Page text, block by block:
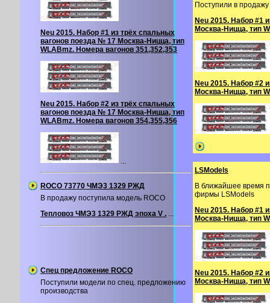
Neu 2015. Набор #1 из трёх спальных
вагонов поезда № 17 Москва-Ницца, тип
WLABmz. Номера вагонов 351,352,353
Neu 2015. Набор #2 из трёх спальных
вагонов поезда № 17 Москва-Ницца, тип
WLABmz. Номера вагонов 354,355,356
ROCO 73770 ЧМЭ3 1329 РЖД
В продажу поступила модель ROCO
Тепловоз ЧМЭ3 1329 РЖД эпоха V . ...
Спец предложение ROCO
Поступили модели по спец. предложению
производства
Поступили в
Neu 2015. Набор #1
Москва-Ницца, тип
Neu 2015. Набор #2
Москва-Ницца, тип
LSModels
В ближайшее время
фирмы LSModels
Neu 2015. Набор #1
Москва-Ницца, тип
Neu 2015. Набор #2
Москва-Ницца, тип